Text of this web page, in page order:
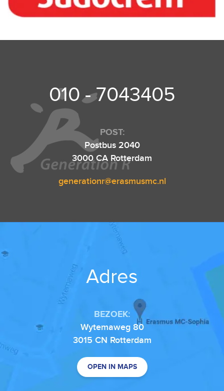
010 - 7043405
POST:
Postbus 2040
3000 CA Rotterdam
generationr@erasmusmc.nl
Adres
BEZOEK:
Wytemaweg 80
3015 CN Rotterdam
OPEN IN MAPS